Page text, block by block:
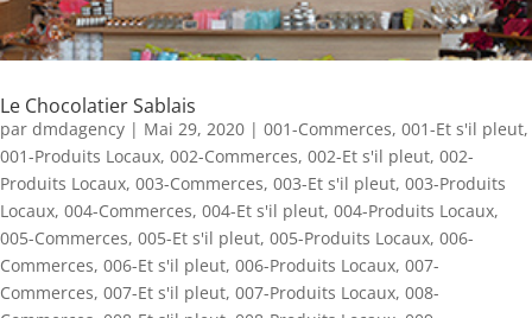
Le Chocolatier Sablais
par dmdagency | Mai 29, 2020 | 001-Commerces, 001-Et s'il pleut,
001-Produits Locaux, 002-Commerces, 002-Et s'il pleut, 002-
Produits Locaux, 003-Commerces, 003-Et s'il pleut, 003-Produits
Locaux, 004-Commerces, 004-Et s'il pleut, 004-Produits Locaux,
005-Commerces, 005-Et s'il pleut, 005-Produits Locaux, 006-
Commerces, 006-Et s'il pleut, 006-Produits Locaux, 007-
Commerces, 007-Et s'il pleut, 007-Produits Locaux, 008-